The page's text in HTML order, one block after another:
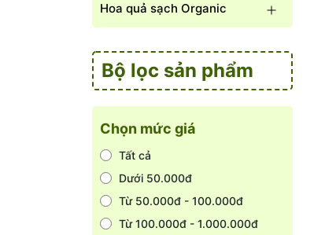
Hoa quả sạch Organic
Bộ lọc sản phẩm
Chọn mức giá
Tất cả
Dưới 50.000đ
Từ 50.000đ - 100.000đ
Từ 100.000đ - 1.000.000đ